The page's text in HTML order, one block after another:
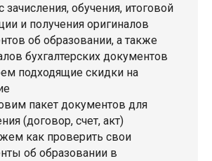
зачисления, обучения, итоговой
и получения оригиналов
об образовании, а также
бухгалтерских документов
подходящие скидки на
пакет документов для
(договор, счет, акт)
как проверить свои
об образовании в